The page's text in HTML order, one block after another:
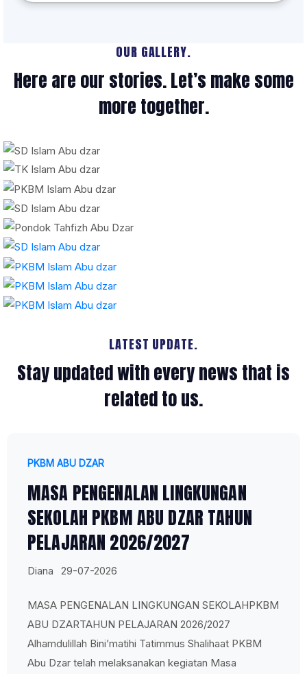
OUR GALLERY.
Here are our stories. Let’s make some
more together.
LATEST UPDATE.
Stay updated with every news that is
related to us.
PKBM ABU DZAR
MASA PENGENALAN LINGKUNGAN
SEKOLAH PKBM ABU DZAR TAHUN
PELAJARAN 2026/2027
Diana 29-07-2026
MASA PENGENALAN LINGKUNGAN SEKOLAHPKBM
ABU DZARTAHUN PELAJARAN 2026/2027
Alhamdulillah Bini’matihi Tatimmus Shalihaat PKBM
Abu Dzar telah melaksanakan kegiatan Masa